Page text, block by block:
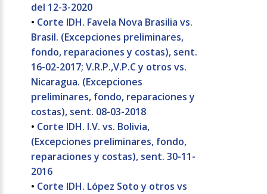
del 12-3-2020
• Corte IDH. Favela Nova Brasilia vs.
Brasil. (Excepciones preliminares,
fondo, reparaciones y costas), sent.
16-02-2017; V.R.P.,V.P.C y otros vs.
Nicaragua. (Excepciones
preliminares, fondo, reparaciones y
costas), sent. 08-03-2018
• Corte IDH. I.V. vs. Bolivia,
(Excepciones preliminares, fondo,
reparaciones y costas), sent. 30-11-
2016
• Corte IDH. López Soto y otros vs